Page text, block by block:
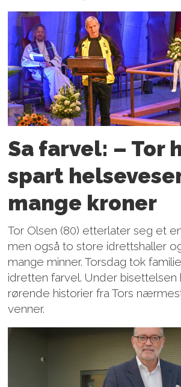
Sa farvel: – Tor
spart
mange kroner
Tor Olsen (80) etterlater seg et
men også to store idrettshaller
mange minner. Torsdag tok
idretten farvel. Under
rørende historier fra Tors
venner.